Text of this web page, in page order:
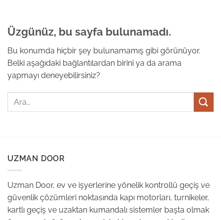
Üzgünüz, bu sayfa bulunamadı.
Bu konumda hiçbir şey bulunamamış gibi görünüyor.
Belki aşağıdaki bağlantılardan birini ya da arama
yapmayı deneyebilirsiniz?
UZMAN DOOR
Uzman Door, ev ve işyerlerine yönelik kontrollü geçiş ve
güvenlik çözümleri noktasında kapı motorları, turnikeler,
kartlı geçiş ve uzaktan kumandalı sistemler başta olmak